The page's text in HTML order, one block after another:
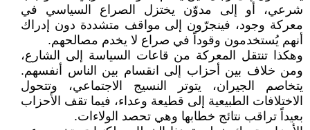
شرعي، أو إلى مدوّن يختزل الصراع السياسي في
معركة وجود، فينجرّون إلى مواقف متشددة دون إدراك
أنهم يُستخدمون وقوداً في صراع لا يخدم مصالحهم.
وهكذا تنتقل المعركة من قاعات السياسة إلى الشارع،
ومن خلاف بين أحزاب إلى انقسام بين الناس أنفسهم.
يتخاصم الجيران، يتوتر النسيج الاجتماعي، وتتحول
الاختلافات الطبيعية إلى قطيعة وعداء، فيما تقف الأحزاب
بعيداً تراقب نتائج خطابها وهي تحصد الولاءات.